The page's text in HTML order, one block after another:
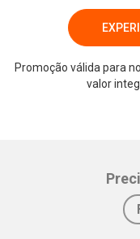
Promoção válida para
valor
Whatsapp